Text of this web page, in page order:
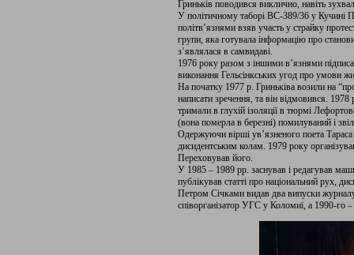
Гриньків поводився виклично, навіть
У політичному таборі ВС-389/36 у Кучині
політв’язнями взяв участь у страйку
групи, яка готувала інформацію про
з’являлася в самвидаві.
1976 року разом з іншими в’язнями
виконання Гельсінкських угод про умови
На початку 1977 р. Гриньківа возили на
написати зречення, та він відмовився.
тримали в глухій ізоляції в тюрмі
(вона померла в березні) помилуваний і
Одержуючи вірші ув’язненого поета
дисидентським колам. 1979 року
Переховував його.
У 1985 – 1989 рр. заснував і редагував
публікував статті про національний рух,
Петром Січками видав два випуски
співорганізатор УГС у Коломиї, а 1990-го